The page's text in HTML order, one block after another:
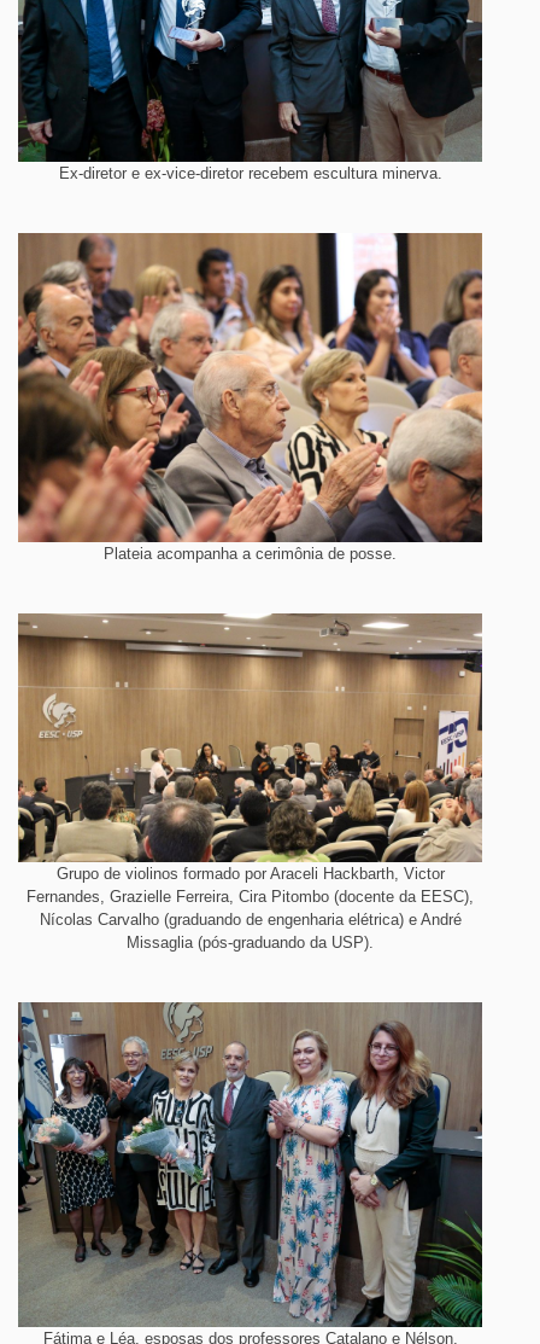
Ex-diretor e ex-vice-diretor recebem escultura minerva.
Plateia acompanha a cerimônia de posse.
Grupo de violinos formado por Araceli Hackbarth, Victor
Fernandes, Grazielle Ferreira, Cira Pitombo (docente da EESC),
Nícolas Carvalho (graduando de engenharia elétrica) e André
Missaglia (pós-graduando da USP).
Fátima e Léa, esposas dos professores Catalano e Nélson,